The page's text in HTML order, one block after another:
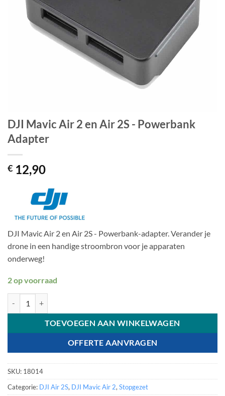
DJI Mavic Air 2 en Air 2S - Powerbank
Adapter
€ 12,90
DJI Mavic Air 2 en Air 2S - Powerbank-adapter. Verander je
drone in een handige stroombron voor je apparaten
onderweg!
2 op voorraad
TOEVOEGEN AAN WINKELWAGEN
OFFERTE AANVRAGEN
SKU: 18014
Categorie: DJI Air 2S, DJI Mavic Air 2, Stopgezet